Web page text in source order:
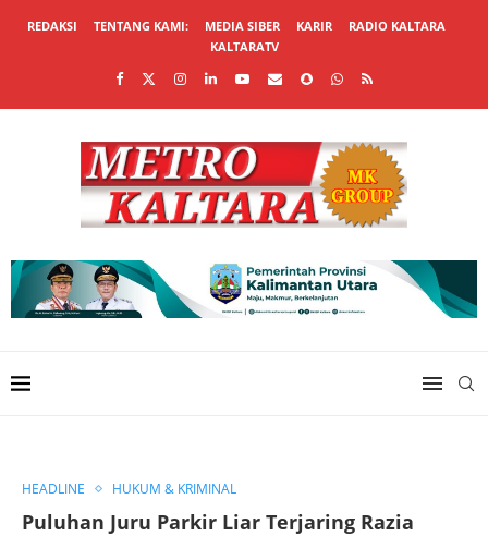
REDAKSI TENTANG KAMI: MEDIA SIBER KARIR
RADIO KALTARA
KALTARATV
HEADLINE HUKUM & KRIMINAL
Puluhan Juru Parkir Liar Terjaring Razia